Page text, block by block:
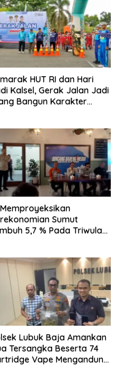
HUT RI dan Hari
Kalsel, Gerak Jalan Jadi
Bangun Karakter
Sumut
5,7 % Pada Triwulan
Lubuk Baja Amankan
Tersangka Beserta 74
Vape Mengandung